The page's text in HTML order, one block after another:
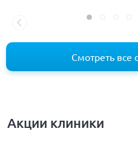
Смотреть все
Акции клиники